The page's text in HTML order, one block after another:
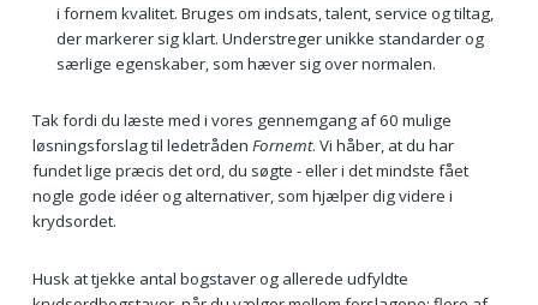
i fornem kvalitet. Bruges om indsats, talent, service og tiltag,
der markerer sig klart. Understreger unikke standarder og
særlige egenskaber, som hæver sig over normalen.
Tak fordi du læste med i vores gennemgang af 60 mulige
løsningsforslag til ledetråden Fornemt. Vi håber, at du har
fundet lige præcis det ord, du søgte - eller i det mindste fået
nogle gode idéer og alternativer, som hjælper dig videre i
krydsordet.
Husk at tjekke antal bogstaver og allerede udfyldte